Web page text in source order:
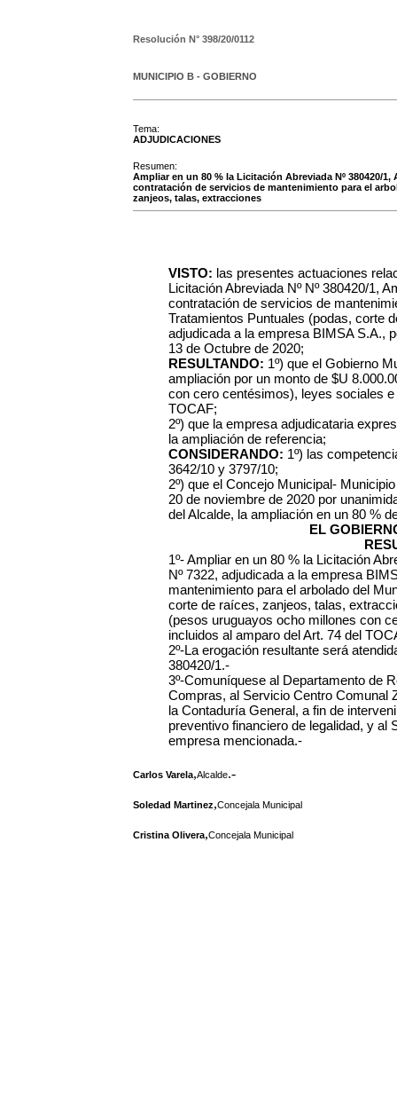
Resolución N° 398/20/0112
MUNICIPIO B - GOBIERNO
Tema:
ADJUDICACIONES
Resumen:
Ampliar en un 80 % la Licitación Abreviada Nº 380420/
contratación de servicios de mantenimiento para el
zanjeos, talas, extracciones
VISTO: las presentes actuaciones
Licitación Abreviada Nº Nº 380420/1,
contratación de servicios de
Tratamientos Puntuales (podas, corte
adjudicada a la empresa BIMSA S.A.,
13 de Octubre de 2020;
RESULTANDO: 1º) que el Gobierno
ampliación por un monto de $U
con cero centésimos), leyes sociales
TOCAF;
2º) que la empresa adjudicataria
la ampliación de referencia;
CONSIDERANDO: 1º) las
3642/10 y 3797/10;
2º) que el Concejo Municipal-
20 de noviembre de 2020 por
del Alcalde, la ampliación en un 80 %
EL
1º- Ampliar en un 80 % la Licitación
Nº 7322, adjudicada a la empresa
mantenimiento para el arbolado del
corte de raíces, zanjeos, talas,
(pesos uruguayos ocho millones con
incluidos al amparo del Art. 74 del
2º-La erogación resultante será
380420/1.-
3º-Comuníquese al Departamento de
Compras, al Servicio Centro Comunal
la Contaduría General, a fin de
preventivo financiero de legalidad, y al
empresa mencionada.-
Carlos Varela,Alcalde.-
Soledad Martinez,Concejala Municipal
Cristina Olivera,Concejala Municipal